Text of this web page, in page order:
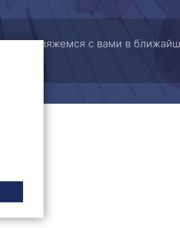
мы свяжемся с вами в